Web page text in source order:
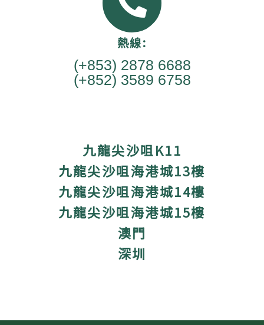
熱線:
(+853) 2878 6688
(+852) 3589 6758
九龍尖沙咀K11
九龍尖沙咀海港城13樓
九龍尖沙咀海港城14樓
九龍尖沙咀海港城15樓
澳門
深圳